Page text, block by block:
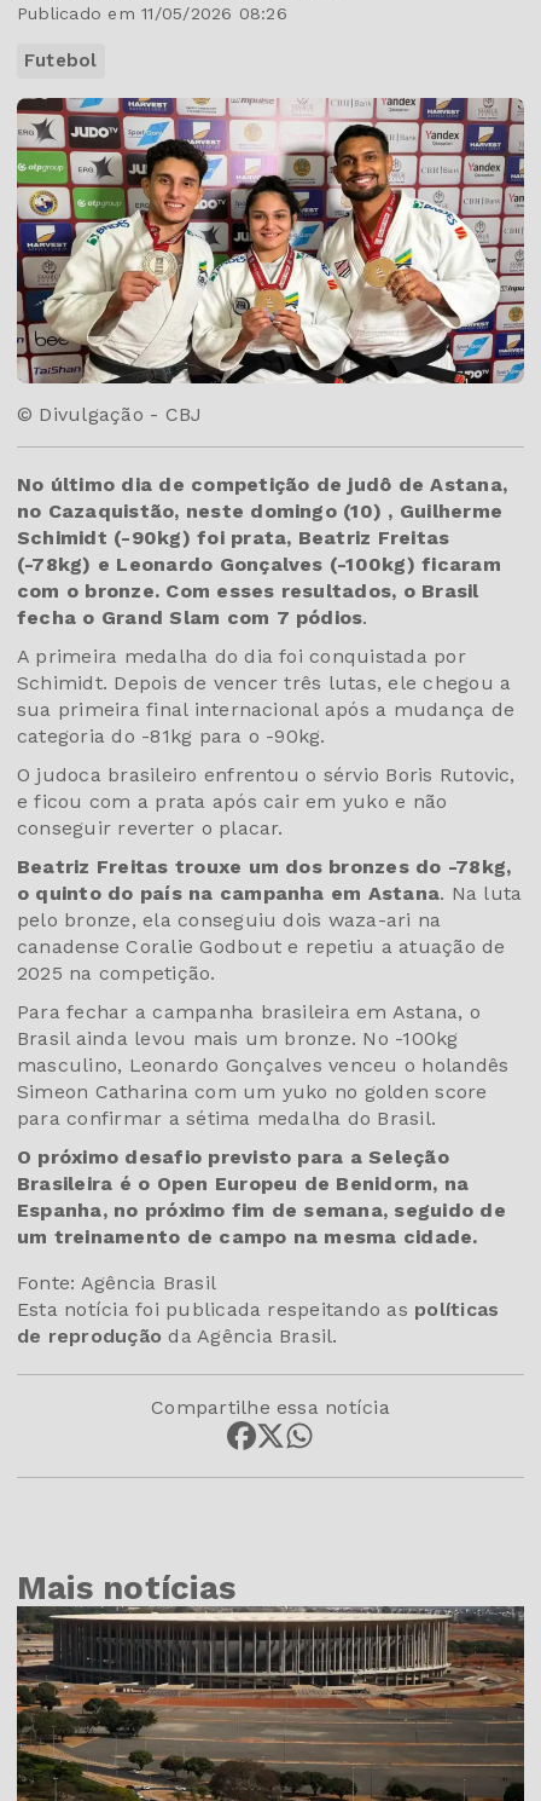
Publicado em 11/05/2026 08:26
Futebol
© Divulgação - CBJ
No último dia de competição de judô de Astana,
no Cazaquistão, neste domingo (10) , Guilherme
Schimidt (-90kg) foi prata, Beatriz Freitas
(-78kg) e Leonardo Gonçalves (-100kg) ficaram
com o bronze. Com esses resultados, o Brasil
fecha o Grand Slam com 7 pódios.
A primeira medalha do dia foi conquistada por
Schimidt. Depois de vencer três lutas, ele chegou a
sua primeira final internacional após a mudança de
categoria do -81kg para o -90kg.
O judoca brasileiro enfrentou o sérvio Boris Rutovic,
e ficou com a prata após cair em yuko e não
conseguir reverter o placar.
Beatriz Freitas trouxe um dos bronzes do -78kg,
o quinto do país na campanha em Astana. Na luta
pelo bronze, ela conseguiu dois waza-ari na
canadense Coralie Godbout e repetiu a atuação de
2025 na competição.
Para fechar a campanha brasileira em Astana, o
Brasil ainda levou mais um bronze. No -100kg
masculino, Leonardo Gonçalves venceu o holandês
Simeon Catharina com um yuko no golden score
para confirmar a sétima medalha do Brasil.
O próximo desafio previsto para a Seleção
Brasileira é o Open Europeu de Benidorm, na
Espanha, no próximo fim de semana, seguido de
um treinamento de campo na mesma cidade.
Fonte: Agência Brasil
Esta notícia foi publicada respeitando as políticas
de reprodução da Agência Brasil.
Compartilhe essa notícia
Mais notícias